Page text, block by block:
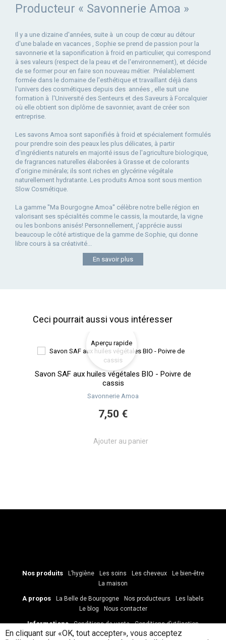
Producteur « Savonnerie Amoa »
Il y a une dizaine d'années, suite à un coup de cœur au détour
d'une balade en vacances , Sophie se prend de passion pour la
savonnerie et la saponification à froid en particulier, qui correspond
à ses valeurs (respect de la peau et de l'environnement), et décide
de se former pour en faire son nouveau métier. Préalablement
formée dans le domaine de l'esthétique et travaillant déjà dans
l'univers des cosmétiques depuis des années , elle suit une
formation à l'Université des Senteurs et des Saveurs à Forcalquier
où elle obtient son diplôme de savonnier, avant de créer son
entreprise.
Les savons Amoa sont saponifiés à froid et spécialement formulés
pour prendre soin des peaux les plus délicates, à partir
d'ingrédients naturels en majorité issus de l'agriculture biologique,
de fragrances naturelles élaborées à Grasse et de colorants
d'origine minérale; ils sont riches en glycérine végétale
naturellement hydratante. Les produits Amoa sont sous mention
Slow Cosmétique.
La gamme ''Ma Bourgogne Amoa'' célèbre notre belle région en
valorisant ses spécialités comme le cassis, la moutarde, la vigne
ou les bonbons anisés! Personnellement, j'apprécie aussi
beaucoup le côté artistique de la gamme de Sophie, qui donne
libre cours à sa créativité...
En savoir plus
Ceci pourrait aussi vous intéresser
Aperçu rapide
Savon SAF aux huiles végétales BIO - Poivre de
cassis
Savonnerie Amoa
7,50 €
Ajouter au panier
Nos produits L’hygiène Les soins Les cheveux
Le bien-être
La maison
A propos La Belle de Bourgogne Nos producteurs
Les labels
Le blog
Nous contacter
Informations Conditions de vente
Conditions d’utilisation
Données personnelles et cookies
Paiement et livraison
En cliquant sur «OK, tout accepter», vous acceptez